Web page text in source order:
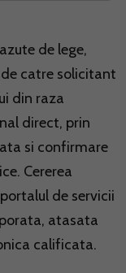
de lege,
catre solicitant
din raza
direct, prin
si confirmare
Cererea
de servicii
atasata
calificata.